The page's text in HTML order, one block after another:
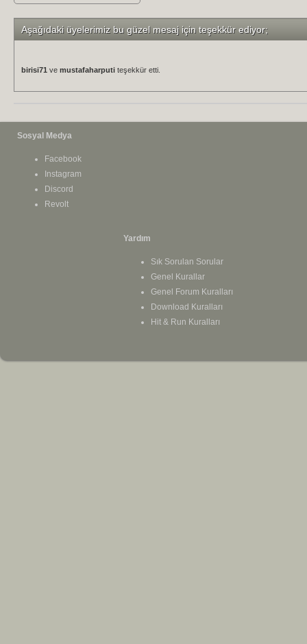
Aşağıdaki üyelerimiz bu güzel mesaj için teşekkür ediyor;
birisi71 ve mustafaharputi teşekkür etti.
Sosyal Medya
Facebook
Instagram
Discord
Revolt
Yardım
Sık Sorulan Sorular
Genel Kurallar
Genel Forum Kuralları
Download Kuralları
Hit & Run Kuralları